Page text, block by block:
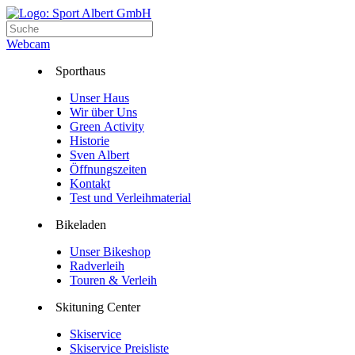
Webcam
Sporthaus
Unser Haus
Wir über Uns
Green Activity
Historie
Sven Albert
Öffnungszeiten
Kontakt
Test und Verleihmaterial
Bikeladen
Unser Bikeshop
Radverleih
Touren & Verleih
Skituning Center
Skiservice
Skiservice Preisliste